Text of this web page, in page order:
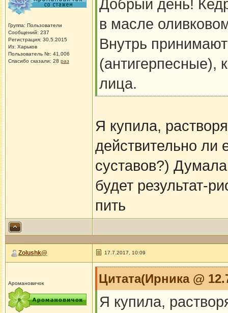
Группа: Пользователи
Сообщений: 237
Регистрация: 30.5.2015
Из: Харьков
Пользователь №: 41,006
Спасибо сказали: 28 раз
Добрый день!
в масле
Внутрь
(антигерпесные),
лица.
Я купила,
действительно ли
суставов?)
будет результат-
пить
Zolushk@ 17.7.2017, 10:09
Аромановичок Цитата(Ирника @
Я купила,